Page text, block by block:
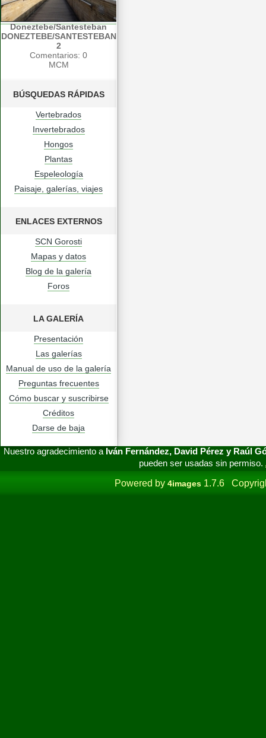
Doneztebe/Santesteban
DONEZTEBE/SANTESTEBAN
2
Comentarios: 0
MCM
BÚSQUEDAS RÁPIDAS
Vertebrados
Invertebrados
Hongos
Plantas
Espeleología
Paisaje, galerías, viajes
ENLACES EXTERNOS
SCN Gorosti
Mapas y datos
Blog de la galería
Foros
LA GALERÍA
Presentación
Las galerías
Manual de uso de la galería
Preguntas frecuentes
Cómo buscar y suscribirse
Créditos
Darse de baja
Nuestro agradecimiento a Iván Fernández, David Pérez y Raúl
pueden ser usadas sin permiso.
Powered by 4images 1.7.6